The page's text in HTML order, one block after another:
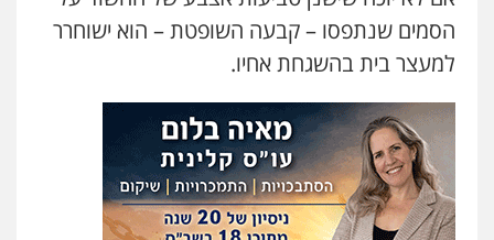
עו"ד קארין לגטיוי
פשיעה חמורה
0507446995
עו"ד ירון גיגי
פלילי צווארון לבן מעצרים הליכי הסגרה
0522249087
הסמים שנתפסו – קבעה השופטת – הוא ישוחרר
למעצר בית בהשגחת אחיו.